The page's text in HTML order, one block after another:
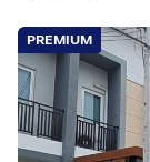
PREMIUM